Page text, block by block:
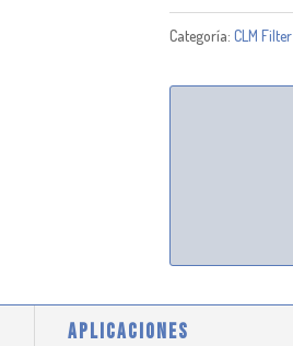
Categoría: CLM Filter
APLICACIONES